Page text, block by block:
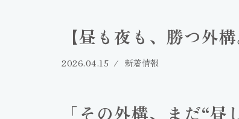
【昼も夜も、勝つ外構
2026.04.15 新着情報
「その外構、まだ“昼